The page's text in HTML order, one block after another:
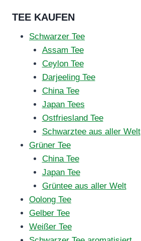
TEE KAUFEN
Schwarzer Tee
Assam Tee
Ceylon Tee
Darjeeling Tee
China Tee
Japan Tees
Ostfriesland Tee
Schwarztee aus aller Welt
Grüner Tee
China Tee
Japan Tee
Grüntee aus aller Welt
Oolong Tee
Gelber Tee
Weißer Tee